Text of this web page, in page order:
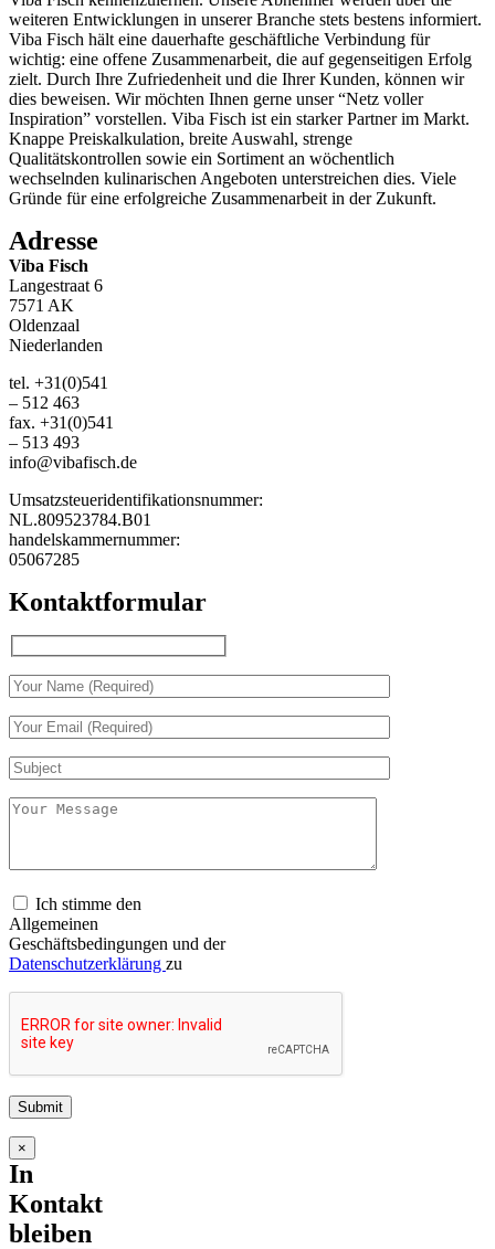
weiteren Entwicklungen in unserer Branche stets bestens informiert.
Viba Fisch hält eine dauerhafte geschäftliche Verbindung für
wichtig: eine offene Zusammenarbeit, die auf gegenseitigen Erfolg
zielt. Durch Ihre Zufriedenheit und die Ihrer Kunden, können wir
dies beweisen. Wir möchten Ihnen gerne unser “Netz voller
Inspiration” vorstellen. Viba Fisch ist ein starker Partner im Markt.
Knappe Preiskalkulation, breite Auswahl, strenge
Qualitätskontrollen sowie ein Sortiment an wöchentlich
wechselnden kulinarischen Angeboten unterstreichen dies. Viele
Gründe für eine erfolgreiche Zusammenarbeit in der Zukunft.
Adresse
Viba Fisch
Langestraat 6
7571 AK
Oldenzaal
Niederlanden
tel. +31(0)541
– 512 463
fax. +31(0)541
– 513 493
info@vibafisch.de
Umsatzsteueridentifikationsnummer:
NL.809523784.B01
handelskammernummer:
05067285
Kontaktformular
Ich stimme den
Allgemeinen
Geschäftsbedingungen und der
Datenschutzerklärung zu
×
In
Kontakt
bleiben